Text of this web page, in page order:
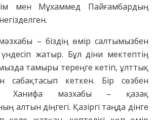
мен Мұхаммед Пайғамбардың
– біздің өмір салтымызбен
жатыр. Бұл діни мектептің
тамыры тереңге кетіп, ұлттық
сабақтасып кеткен. Бір сөзбен
Ханифа мәзхабы – қазақ
алтын діңгегі. Қазіргі таңда дінге